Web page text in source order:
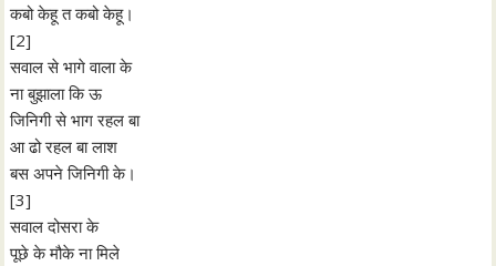
कबो केहू त कबो केहू।
[2]
सवाल से भागे वाला के
ना बुझाला कि ऊ
जिनिगी से भाग रहल बा
आ ढो रहल बा लाश
बस अपने जिनिगी के।
[3]
सवाल दोसरा के
पूछे के मौके ना मिले